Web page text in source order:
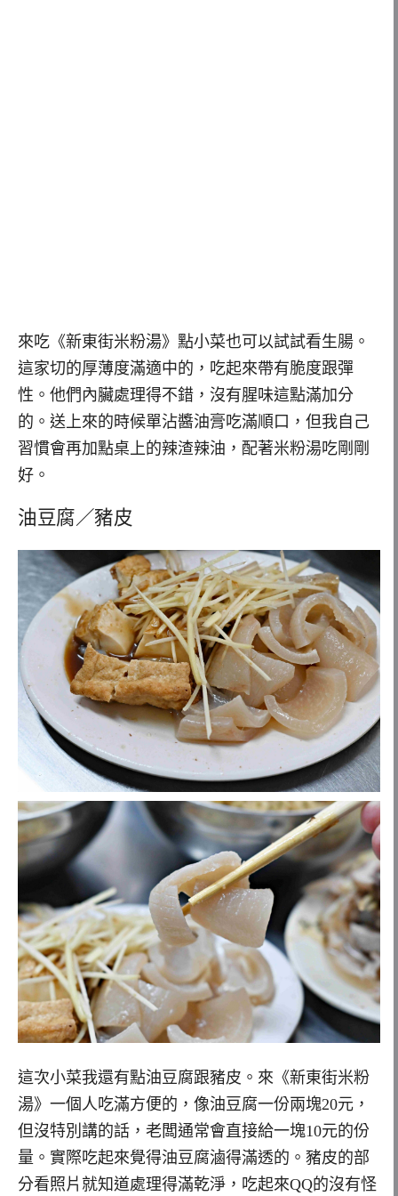
來吃《新東街米粉湯》點小菜也可以試試看生腸。
這家切的厚薄度滿適中的，吃起來帶有脆度跟彈
性。他們內臟處理得不錯，沒有腥味這點滿加分
的。送上來的時候單沾醬油膏吃滿順口，但我自己
習慣會再加點桌上的辣渣辣油，配著米粉湯吃剛剛
好。
油豆腐／豬皮
這次小菜我還有點油豆腐跟豬皮。來《新東街米粉
湯》一個人吃滿方便的，像油豆腐一份兩塊20元，
但沒特別講的話，老闆通常會直接給一塊10元的份
量。實際吃起來覺得油豆腐滷得滿透的。豬皮的部
分看照片就知道處理得滿乾淨，吃起來QQ的沒有怪